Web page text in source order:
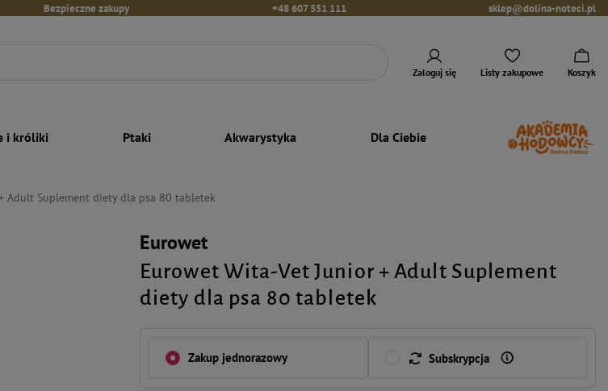
Bezpieczne zakupy +48 607 551 111 sklep@dolina-noteci.pl
Zaloguj się Listy zakupowe Koszyk
i króliki Ptaki Akwarystyka Dla Ciebie
Adult Suplement diety dla psa 80 tabletek
Eurowet
Eurowet Wita-Vet Junior + Adult Suplement
diety dla psa 80 tabletek
Zakup jednorazowy Subskrypcja